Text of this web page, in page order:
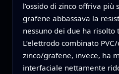
l’ossido di zinco offriva
grafene abbassava la
nessuno dei due ha
L’elettrodo combinato
zinco/grafene, invece, ha
interfaciale nettamente